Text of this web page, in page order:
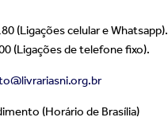
(Ligações celular e Whatsapp).
(Ligações de telefone fixo).
(Horário de Brasília)